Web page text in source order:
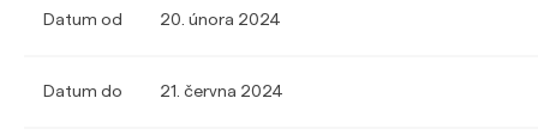
Datum od 20. února 2024
Datum do 21. června 2024